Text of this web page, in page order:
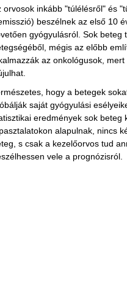
orvosok inkább "túlélésről" és
beszélnek az első 10
gyógyulásról. Sok beteg
mégis az előbb
az onkológusok,
hogy a betegek
saját gyógyulási
eredmények sok beteg
alapulnak, nincs
s csak a kezelőorvos tud
vele a prognózisról.